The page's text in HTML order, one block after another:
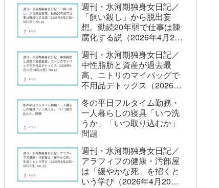
週刊・氷河期独身女日記／
「飼い殺し」から脱出妄
想。勤続20年弱で仕事は陳
腐化する説（2026年4月27
週刊・氷河期独身女日記／
中性脂肪と資産が過去最
高、ニトリのマイバッグで
不用品デトックス（2026年
冬の平日フルタイム勤務・
一人暮らしの寝具「いつ洗
うか」「いつ取り込むか」
問題
週刊・氷河期独身女日記／
アラフィフの健康・汚部屋
は「緩やかな死」を招くと
いう学び（2026年4月20日